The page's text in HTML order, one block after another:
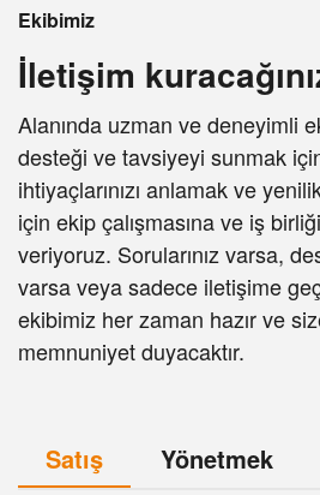
Ekibimiz
İletişim
Alanında uzman ve deneyimli
desteği ve tavsiyeyi sunmak
ihtiyaçlarınızı anlamak ve
için ekip çalışmasına ve iş
veriyoruz. Sorularınız varsa,
varsa veya sadece iletişime
ekibimiz her zaman hazır ve
memnuniyet duyacaktır.
Satış Yönetmek